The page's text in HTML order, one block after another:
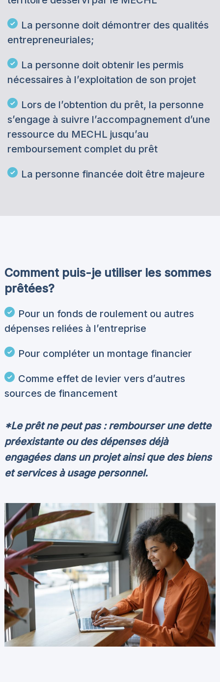
La personne doit démontrer des qualités
entrepreneuriales;
La personne doit obtenir les permis
nécessaires à l’exploitation de son projet
Lors de l’obtention du prêt, la personne
s’engage à suivre l’accompagnement d’une
ressource du MECHL jusqu’au
remboursement complet du prêt
La personne financée doit être majeure
Comment puis-je utiliser les sommes
prêtées?
Pour un fonds de roulement ou autres
dépenses reliées à l’entreprise
Pour compléter un montage financier
Comme effet de levier vers d’autres
sources de financement
*Le prêt ne peut pas : rembourser une dette
préexistante ou des dépenses déjà
engagées dans un projet ainsi que des biens
et services à usage personnel.